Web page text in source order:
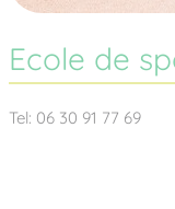
Ecole de
Tel: 06 30 91 77 69